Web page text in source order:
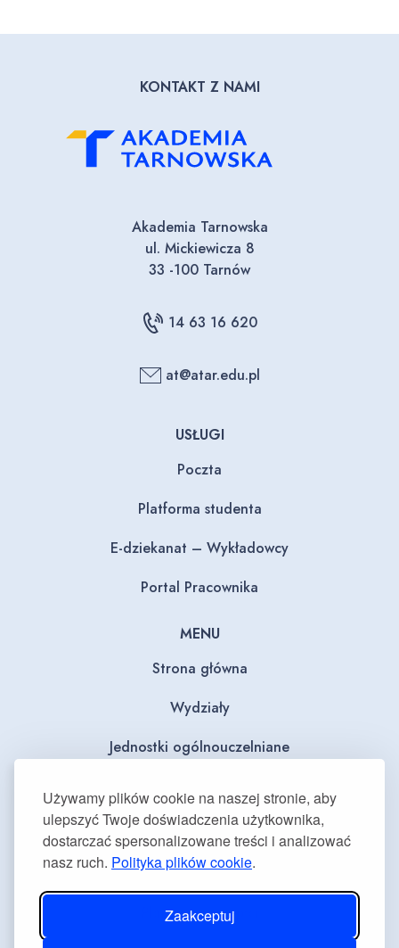
Używamy plików cookie na naszej stronie, aby
ulepszyć Twoje doświadczenia użytkownika,
dostarczać spersonalizowane treści i analizować
nasz ruch. Polityka plików cookie.
Zaakceptuj
KONTAKT Z NAMI
Akademia Tarnowska
ul. Mickiewicza 8
33 -100 Tarnów
14 63 16 620
at@atar.edu.pl
USŁUGI
Poczta
Platforma studenta
E-dziekanat – Wykładowcy
Portal Pracownika
MENU
Strona główna
Wydziały
Jednostki ogólnouczelniane
Dla mediów
Deklaracja dostępności
Plan równości płci